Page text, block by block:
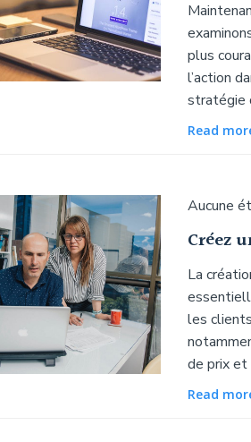
plus
l’action
stratégie
Read
Aucune
Créez
La
les
de prix et
Read